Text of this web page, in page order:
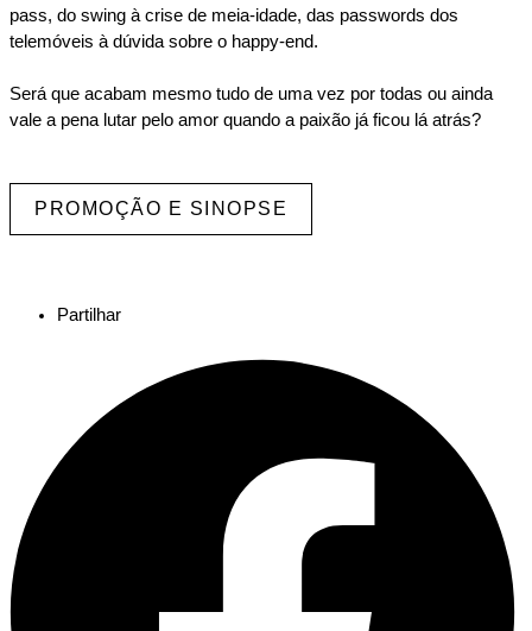
pass, do swing à crise de meia-idade, das passwords dos
telemóveis à dúvida sobre o happy-end.
Será que acabam mesmo tudo de uma vez por todas ou ainda
vale a pena lutar pelo amor quando a paixão já ficou lá atrás?
PROMOÇÃO E SINOPSE
Partilhar